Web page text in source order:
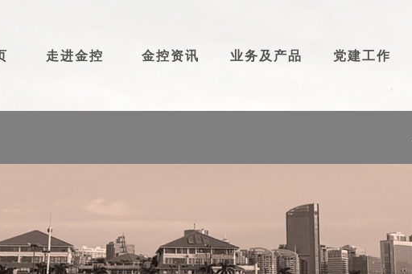
走进金控 金控资讯 业务及产品 党建工作